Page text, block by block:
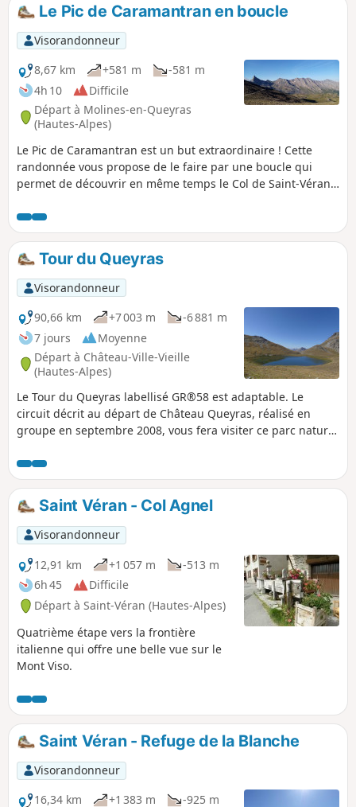
Le Pic de Caramantran en boucle
Visorandonneur
8,67 km
+581 m
-581 m
4h 10
Difficile
Départ à Molines-en-Queyras
(Hautes-Alpes)
Le Pic de Caramantran est un but extraordinaire ! Cette
randonnée vous propose de le faire par une boucle qui
permet de découvrir en même temps le Col de Saint-Véran.
vous attendent sur ce chemin.
Tour du Queyras
Visorandonneur
90,66 km
+7 003 m
-6 881 m
7 jours
Moyenne
Départ à Château-Ville-Vieille
(Hautes-Alpes)
Le Tour du Queyras labellisé GR®58 est adaptable. Le
circuit décrit au départ de Château Queyras, réalisé en
groupe en septembre 2008, vous fera visiter ce parc naturel
découvrirez les beaux villages de ce parc aux noms connus:
Ceillac, Saint Véran, Abriés.. De plus en été le temps est
quasiment au beau fixe. Le ciel du lendemain d'un bleu
éclatant vous fera vite oublier l'orage de la veille.
Saint Véran - Col Agnel
Visorandonneur
12,91 km
+1 057 m
-513 m
6h 45
Difficile
Départ à Saint-Véran (Hautes-Alpes)
Quatrième étape vers la frontière
italienne qui offre une belle vue sur le
Mont Viso.
Saint Véran - Refuge de la Blanche
Visorandonneur
16,34 km
+1 383 m -925 m